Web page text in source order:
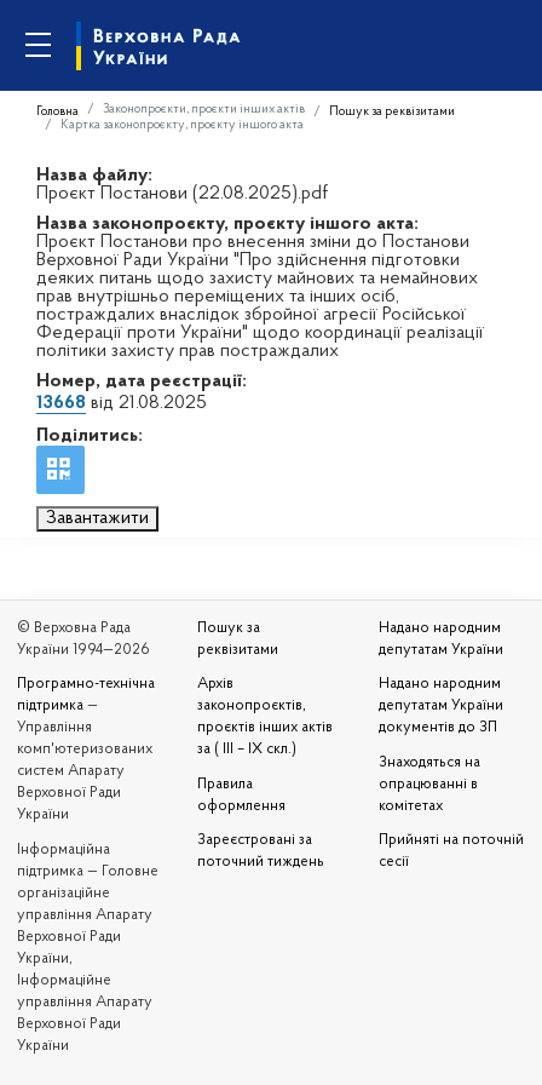
Головна Законопроєкти, проєкти інших актів
Пошук за реквізитами
Картка законопроєкту, проєкту іншого акта
Назва файлу:
Проєкт Постанови (22.08.2025).pdf
Назва законопроєкту, проєкту іншого акта:
Проєкт Постанови про внесення зміни до Постанови
Верховної Ради України "Про здійснення підготовки
деяких питань щодо захисту майнових та немайнових
прав внутрішньо переміщених та інших осіб,
постраждалих внаслідок збройної агресії Російської
Федерації проти України" щодо координації реалізації
політики захисту прав постраждалих
Номер, дата реєстрації:
13668 від 21.08.2025
Поділитись:
Завантажити
© Верховна Рада
України 1994—2026
Програмно-технічна
підтримка —
Управління
комп'ютеризованих
систем Апарату
Верховної Ради
України
Iнформаційна
підтримка — Головне
організаційне
управління Апарату
Верховної Ради
України,
Інформаційне
управління Апарату
Верховної Ради
України
Пошук за
реквізитами
Архів
законопроєктів,
проєктів інших актів
за ( III – IX скл.)
Правила
оформлення
Зареєстровані за
поточний тиждень
Надано народним
депутатам України
Надано народним
депутатам України
документів до ЗП
Знаходяться на
опрацюванні в
комітетах
Прийняті на поточній
сесії